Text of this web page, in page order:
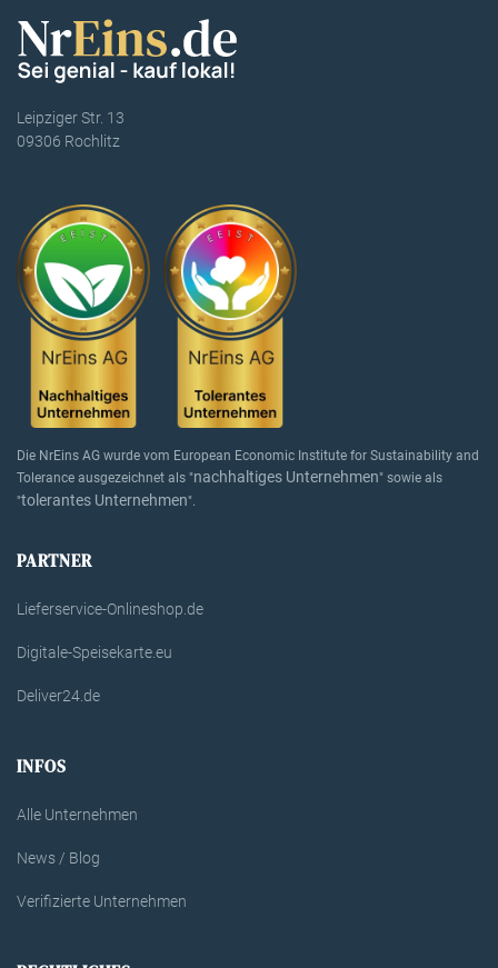
Leipziger Str. 13
09306 Rochlitz
Die NrEins AG wurde vom European Economic Institute for Sustainability and
Tolerance ausgezeichnet als "nachhaltiges Unternehmen" sowie als
"tolerantes Unternehmen".
PARTNER
Lieferservice-Onlineshop.de
Digitale-Speisekarte.eu
Deliver24.de
INFOS
Alle Unternehmen
News / Blog
Verifizierte Unternehmen